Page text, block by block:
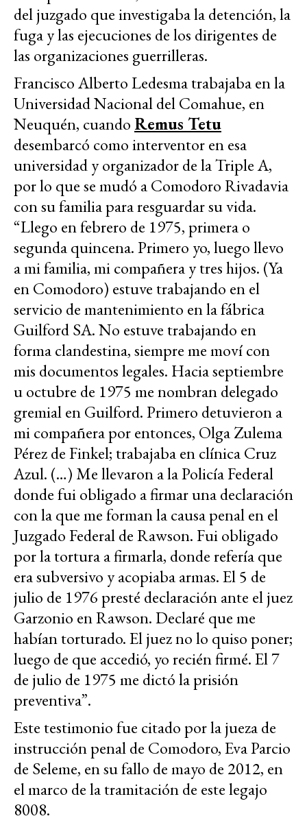
del juzgado que investigaba la detención, la
fuga y las ejecuciones de los dirigentes de
las organizaciones guerrilleras.
Francisco Alberto Ledesma trabajaba en la
Universidad Nacional del Comahue, en
Neuquén, cuando Remus Tetu
desembarcó como interventor en esa
universidad y organizador de la Triple A,
por lo que se mudó a Comodoro Rivadavia
con su familia para resguardar su vida.
“Llego en febrero de 1975, primera o
segunda quincena. Primero yo, luego llevo
a mi familia, mi compañera y tres hijos. (Ya
en Comodoro) estuve trabajando en el
servicio de mantenimiento en la fábrica
Guilford SA. No estuve trabajando en
forma clandestina, siempre me moví con
mis documentos legales. Hacia septiembre
u octubre de 1975 me nombran delegado
gremial en Guilford. Primero detuvieron a
mi compañera por entonces, Olga Zulema
Pérez de Finkel; trabajaba en clínica Cruz
Azul. (…) Me llevaron a la Policía Federal
donde fui obligado a firmar una declaración
con la que me forman la causa penal en el
Juzgado Federal de Rawson. Fui obligado
por la tortura a firmarla, donde refería que
era subversivo y acopiaba armas. El 5 de
julio de 1976 presté declaración ante el juez
Garzonio en Rawson. Declaré que me
habían torturado. El juez no lo quiso poner;
luego de que accedió, yo recién firmé. El 7
de julio de 1975 me dictó la prisión
preventiva”.
Este testimonio fue citado por la jueza de
instrucción penal de Comodoro, Eva Parcio
de Seleme, en su fallo de mayo de 2012, en
el marco de la tramitación de este legajo
8008.